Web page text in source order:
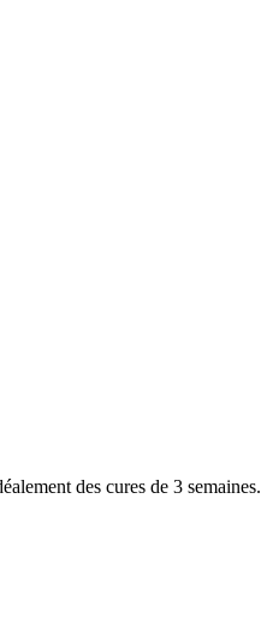
des cures de 3 semaines.